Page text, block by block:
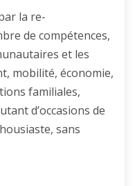
la re-
de compétences,
et les
mobilité, économie,
familiales,
d’occasions de
sans